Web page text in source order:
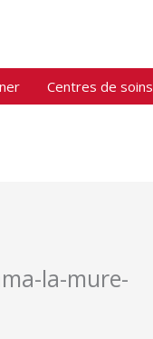
Centres de soins
la-mure-